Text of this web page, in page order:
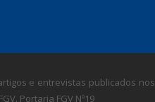
e entrevistas publicados nos
Portaria FGV Nº19